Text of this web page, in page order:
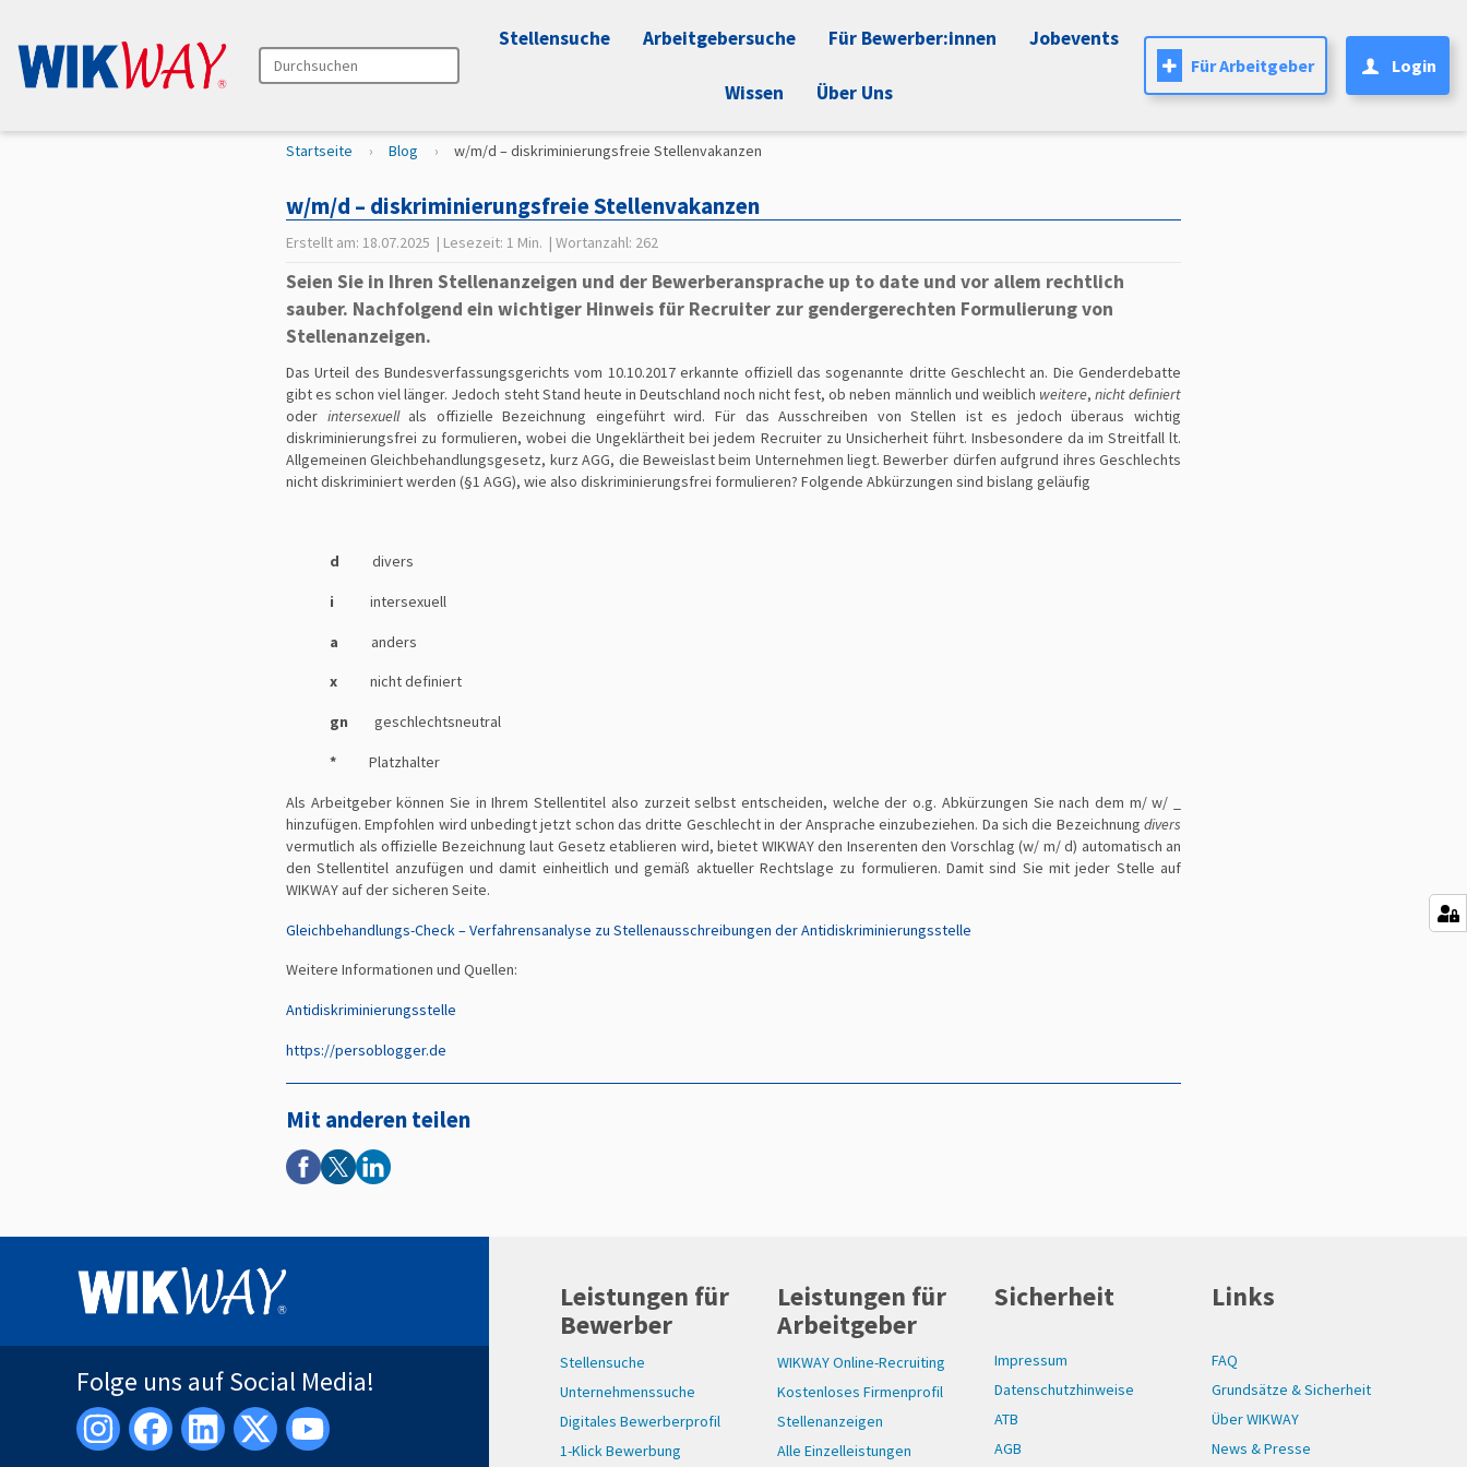
Durchsuchen
Erweiterte Suche…
Stellensuche Arbeitgebersuche Für Bewerber:innen Jobevents
Wissen Über Uns
Für Arbeitgeber Login
S
s
i
d
h
e
r
Startseite Blog w/m/d – diskriminierungsfreie Stellenvakanzen
w/m/d – diskriminierungsfreie Stellenvakanzen
Erstellt am: 18.07.2025 | Lesezeit: 1 Min. | Wortanzahl: 262
Seien Sie in Ihren Stellenanzeigen und der Bewerberansprache up to date und vor allem rechtlich
sauber. Nachfolgend ein wichtiger Hinweis für Recruiter zur gendergerechten Formulierung von
Stellenanzeigen.
Das Urteil des Bundesverfassungsgerichts vom 10.10.2017 erkannte offiziell das sogenannte dritte Geschlecht an. Die Genderdebatte
gibt es schon viel länger. Jedoch steht Stand heute in Deutschland noch nicht fest, ob neben männlich und weiblich weitere, nicht definiert
oder intersexuellals offizielle Bezeichnung eingeführt wird. Für das Ausschreiben von Stellen ist es jedoch überaus wichtig
diskriminierungsfrei zu formulieren, wobei die Ungeklärtheit bei jedem Recruiter zu Unsicherheit führt. Insbesondere da im Streitfall lt.
Allgemeinen Gleichbehandlungsgesetz, kurz AGG, die Beweislast beim Unternehmen liegt. Bewerber dürfen aufgrund ihres Geschlechts
nicht diskriminiert werden (§1 AGG), wie also diskriminierungsfrei formulieren? Folgende Abkürzungen sind bislang geläufig
d divers
i intersexuell
a anders
x nicht definiert
gn geschlechtsneutral
* Platzhalter
Als Arbeitgeber können Sie in Ihrem Stellentitel also zurzeit selbst entscheiden, welche der o.g. Abkürzungen Sie nach dem m/ w/ _
hinzufügen. Empfohlen wird unbedingt jetzt schon das dritte Geschlecht in der Ansprache einzubeziehen. Da sich die Bezeichnung divers
vermutlich als offizielle Bezeichnung laut Gesetz etablieren wird, bietet WIKWAY den Inserenten den Vorschlag (w/ m/ d) automatisch an
den Stellentitel anzufügen und damit einheitlich und gemäß aktueller Rechtslage zu formulieren. Damit sind Sie mit jeder Stelle auf
WIKWAY auf der sicheren Seite.
Gleichbehandlungs-Check – Verfahrensanalyse zu Stellenausschreibungen der Antidiskriminierungsstelle
Weitere Informationen und Quellen:
Antidiskriminierungsstelle
https://persoblogger.de
Mit anderen teilen
Folge uns auf Social Media!
Leistungen für
Bewerber
Stellensuche
Unternehmenssuche
Digitales Bewerberprofil
1-Klick Bewerbung
Leistungen für
Arbeitgeber
WIKWAY Online-Recruiting
Kostenloses Firmenprofil
Stellenanzeigen
Alle Einzelleistungen
Sicherheit
Impressum
Datenschutzhinweise
ATB
AGB
Links
FAQ
Grundsätze & Sicherheit
Über WIKWAY
News & Presse